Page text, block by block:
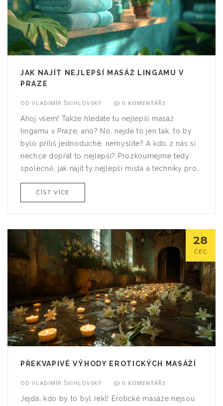
JAK NAJÍT NEJLEPŠÍ MASÁŽ LINGAMU V
PRAZE
ODVLADIMÍR ŠVIHLOVSKÝ 0 KOMENTÁŘE
Ahoj všem! Takže hledáte tu nejlepší masáž
lingamu v Praze, ano? No, nejde to jen tak, to by
bylo příliš jednoduché, nemyslíte? A kdo z nás si
nechce dopřát to nejlepší? Prozkoumejme tedy
společně, jak najít ty nejlepší místa a techniky pro
nezavede až na vrchol radosti!
ČÍST VÍCE
28
ČEC
PŘEKVAPIVÉ VÝHODY EROTICKÝCH MASÁŽÍ
ODVLADIMÍR ŠVIHLOVSKÝ 0 KOMENTÁŘE
Jejda, kdo by to byl řekl! Erotické masáže nejsou